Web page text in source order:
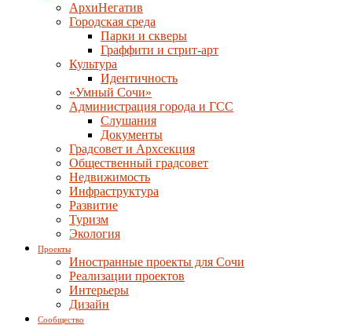
АрхиНегатив
Городская среда
Парки и скверы
Граффити и стрит-арт
Культура
Идентичность
«Умный Сочи»
Администрация города и ГСС
Слушания
Документы
Градсовет и Архсекция
Общественный градсовет
Недвижимость
Инфраструктура
Развитие
Туризм
Экология
Проекты
Иностранные проекты для Сочи
Реализации проектов
Интерьеры
Дизайн
Сообщество